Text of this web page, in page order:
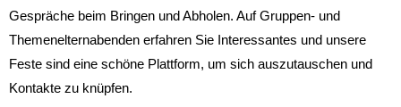
Gespräche beim Bringen und Abholen. Auf Gruppen- und
Themenelternabenden erfahren Sie Interessantes und unsere
Feste sind eine schöne Plattform, um sich auszutauschen und
Kontakte zu knüpfen.